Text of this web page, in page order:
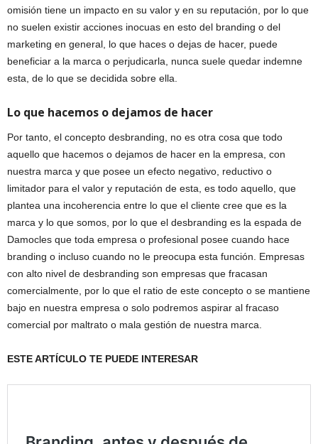
omisión tiene un impacto en su valor y en su reputación, por lo que
no suelen existir acciones inocuas en esto del branding o del
marketing en general, lo que haces o dejas de hacer, puede
beneficiar a la marca o perjudicarla, nunca suele quedar indemne
esta, de lo que se decidida sobre ella.
Lo que hacemos o dejamos de hacer
Por tanto, el concepto desbranding, no es otra cosa que todo
aquello que hacemos o dejamos de hacer en la empresa, con
nuestra marca y que posee un efecto negativo, reductivo o
limitador para el valor y reputación de esta, es todo aquello, que
plantea una incoherencia entre lo que el cliente cree que es la
marca y lo que somos, por lo que el desbranding es la espada de
Damocles que toda empresa o profesional posee cuando hace
branding o incluso cuando no le preocupa esta función. Empresas
con alto nivel de desbranding son empresas que fracasan
comercialmente, por lo que el ratio de este concepto o se mantiene
bajo en nuestra empresa o solo podremos aspirar al fracaso
comercial por maltrato o mala gestión de nuestra marca.
ESTE ARTÍCULO TE PUEDE INTERESAR